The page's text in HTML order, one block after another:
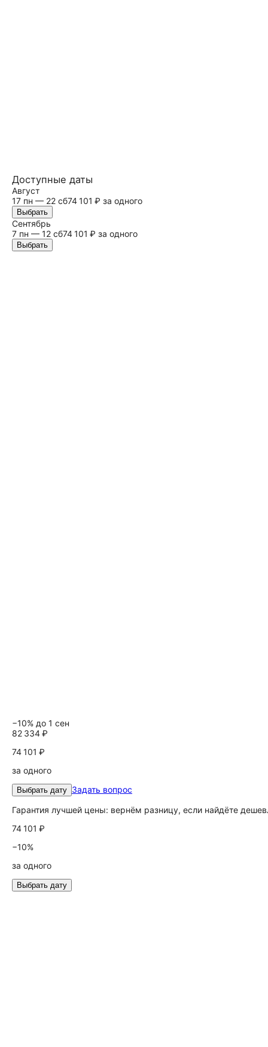
Доступные даты
Август
17 пн — 22 сб74 101 ₽ за одного
Выбрать
Сентябрь
7 пн — 12 сб74 101 ₽ за одного
Выбрать
−10% до 1 сен
82 334 ₽
74 101 ₽
за одного
Выбрать дату Задать вопрос
Гарантия лучшей цены: вернём разницу, если найдёте
74 101 ₽
−10%
за одного
Выбрать дату